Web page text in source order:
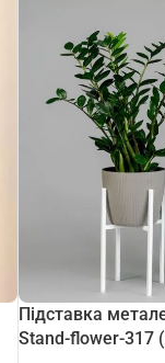
Підставка
Stand-flower-317